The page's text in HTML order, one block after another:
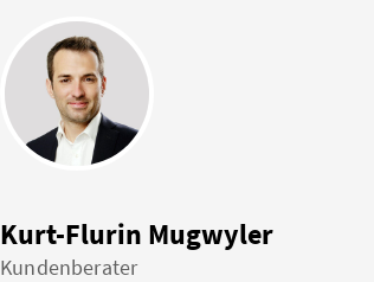
Kurt-Flurin Mugwyler
Kundenberater